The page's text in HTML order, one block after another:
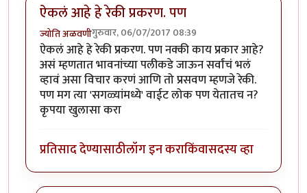
ऐकलं आहे हे रेकी प्रकरण. पण
ज्योति अळवणीगुरुवार, 06/07/2017 08:39
ऐकलं आहे हे रेकी प्रकरण. पण नक्की काय प्रकार आहे?
असं म्हणतात भावनांच्या पलीकडे जाऊन सर्वांचं भलं
व्हावं असा विचार करणं आणि तो प्रसवण म्हणजे रेकी.
पण मग त्या 'सगळ्यांमध्ये' वाईट लोक पण येतातच न?
कृपया खुलासा करा
प्रतिसाद देण्यासाठीलॉग इन कराकिंवासदस्य व्हा